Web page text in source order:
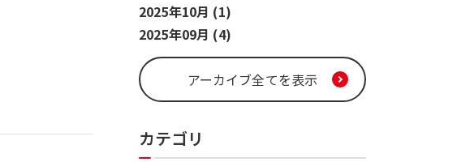
2025年10月 (1)
2025年09月 (4)
アーカイブ全てを表示
カテゴリ